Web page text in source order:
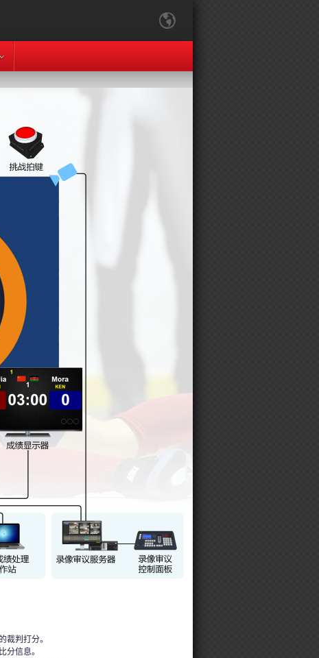
裁判打分。
分信息。